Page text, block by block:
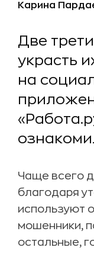
Карина
Две
украсть
на
Чаще всего
благодаря
используют
мошенники,
остальные,